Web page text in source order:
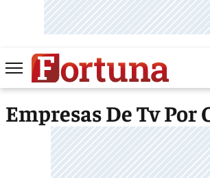
Empresas De Tv Por